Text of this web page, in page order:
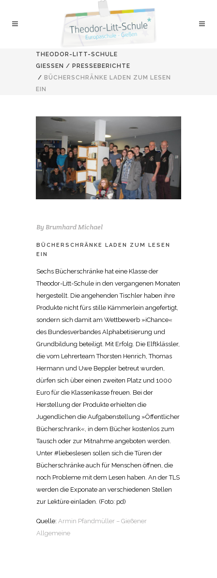
THEODOR-LITT-SCHULE
GIESSEN
/ PRESSEBERICHTE
/ BÜCHERSCHRÄNKE LADEN ZUM LESEN
EIN
By Brumhard Michael
BÜCHERSCHRÄNKE LADEN ZUM LESEN
EIN
Sechs Bücherschränke hat eine Klasse der
Theodor-Litt-Schule in den vergangenen Monaten
hergestellt. Die angehenden Tischler haben ihre
Produkte nicht fürs stille Kämmerlein angefertigt,
sondern sich damit am Wettbewerb »iChance«
des Bundesverbandes Alphabetisierung und
Grundbildung beteiligt. Mit Erfolg. Die Elftklässler,
die vom Lehrerteam Thorsten Henrich, Thomas
Hermann und Uwe Beppler betreut wurden,
dürfen sich über einen zweiten Platz und 1000
Euro für die Klassenkasse freuen. Bei der
Herstellung der Produkte erhielten die
Jugendlichen die Aufgabenstellung »Öffentlicher
Bücherschrank«, in dem Bücher kostenlos zum
Tausch oder zur Mitnahme angeboten werden.
Unter #liebeslesen sollen sich die Türen der
Bücherschränke auch für Menschen öffnen, die
noch Probleme mit dem Lesen haben. An der TLS
werden die Exponate an verschiedenen Stellen
zur Lektüre einladen. (Foto: pd)
Quelle: Armin Pfandmüller – Gießener
Allgemeine